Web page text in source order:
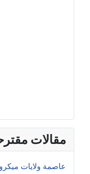
مقالات
عاصمة ولايات